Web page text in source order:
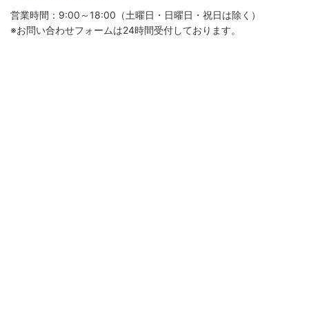
営業時間：9:00～18:00（土曜日・日曜日・祝日は除く）
※お問い合わせフォームは24時間受付しております。